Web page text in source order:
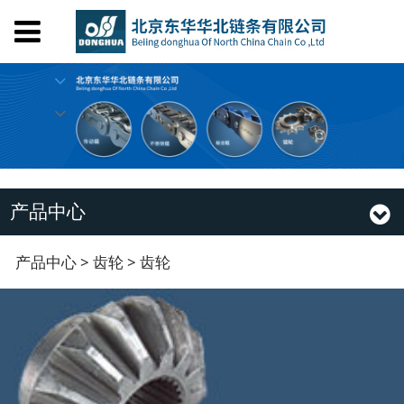
首页
关于我们
产品中心
设备工艺
荣誉证书
产品中心
齿轮
产品中心> 齿轮> 齿轮